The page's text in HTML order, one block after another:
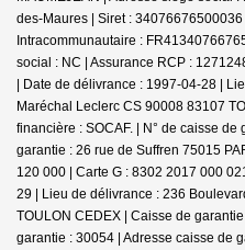
des-Maures | Siret :
Intracommunautaire :
social : NC | Assurance RCP :
| Date de délivrance : 1997-04-28 |
Maréchal Leclerc CS 90008 83107
financière : SOCAF. | N° de caisse
garantie : 26 rue de Suffren 75015
120 000 | Carte G : 8302 2017 000
29 | Lieu de délivrance : 236
TOULON CEDEX | Caisse de
garantie : 30054 | Adresse caisse de